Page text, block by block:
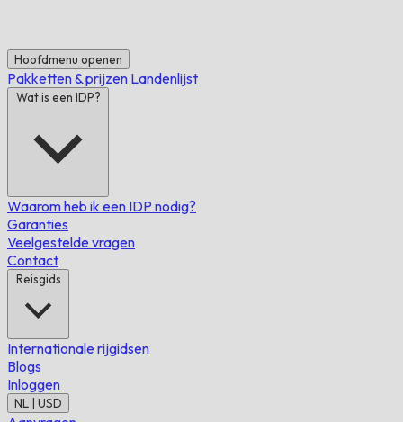
Hoofdmenu openen
Pakketten & prijzen Landenlijst
Wat is een IDP?
Waarom heb ik een IDP nodig?
Garanties
Veelgestelde vragen
Contact
Reisgids
Internationale rijgidsen
Blogs
Inloggen
NL | USD